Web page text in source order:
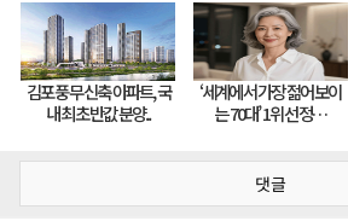
댓글